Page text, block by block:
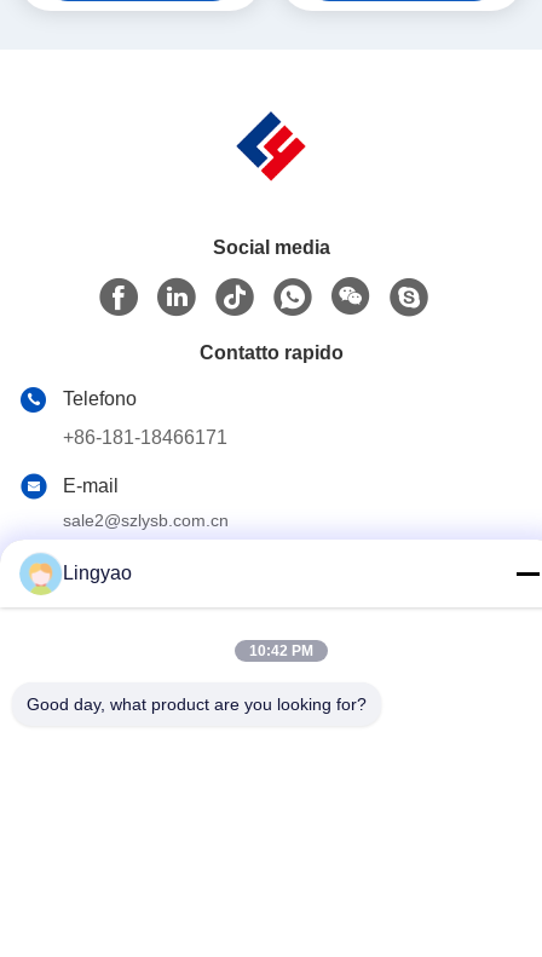
Dosificazione servo-
standard per l'mRNA e i
Social media
Contatto rapido
Telefono
+86-181-18466171
E-mail
sale2@szlysb.com.cn
Indirizzo
Politica sulla privacy |
Sitemap
Lingyao
10:42 PM
Good day, what product are you looking for?